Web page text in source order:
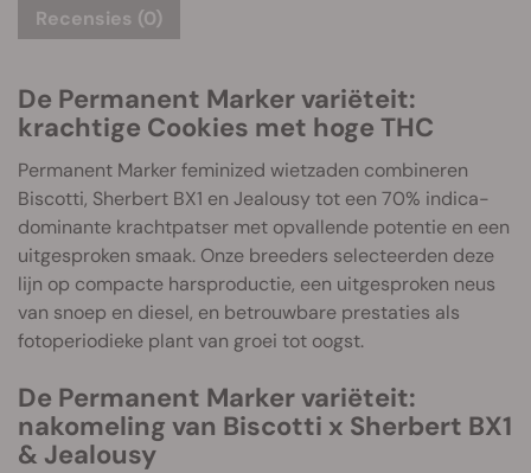
Recensies (0)
De Permanent Marker variëteit:
krachtige Cookies met hoge THC
Permanent Marker feminized wietzaden combineren
Biscotti, Sherbert BX1 en Jealousy tot een 70% indica-
dominante krachtpatser met opvallende potentie en een
uitgesproken smaak. Onze breeders selecteerden deze
lijn op compacte harsproductie, een uitgesproken neus
van snoep en diesel, en betrouwbare prestaties als
fotoperiodieke plant van groei tot oogst.
De Permanent Marker variëteit:
nakomeling van Biscotti x Sherbert BX1
& Jealousy